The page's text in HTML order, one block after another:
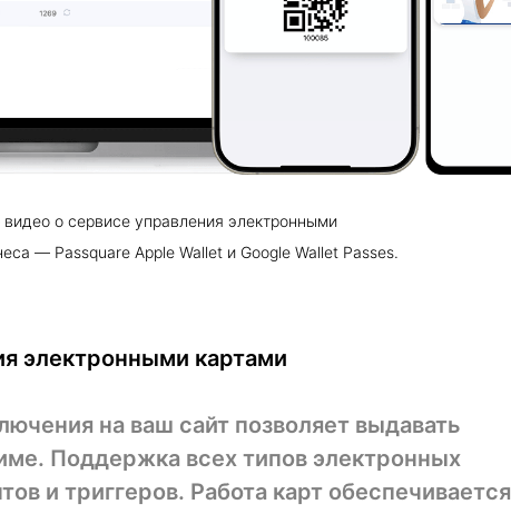
видео о сервисе управления электронными
— Passquare Apple Wallet и Google Wallet Passes.
электронными картами
на ваш сайт позволяет выдавать
Поддержка всех типов электронных
и триггеров. Работа карт обеспечивается